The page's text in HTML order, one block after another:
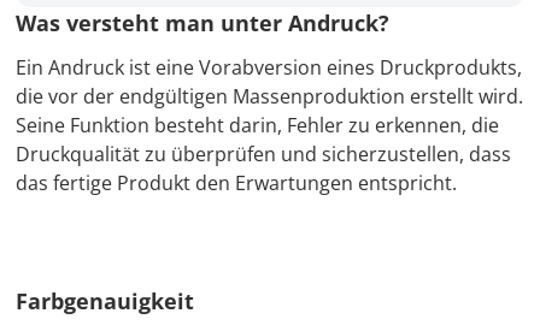
Was versteht man unter Andruck?
Ein Andruck ist eine Vorabversion eines Druckprodukts,
die vor der endgültigen Massenproduktion erstellt wird.
Seine Funktion besteht darin, Fehler zu erkennen, die
Druckqualität zu überprüfen und sicherzustellen, dass
das fertige Produkt den Erwartungen entspricht.
Farbgenauigkeit